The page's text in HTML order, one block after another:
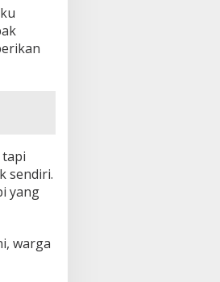
sendiri.
yang
warga